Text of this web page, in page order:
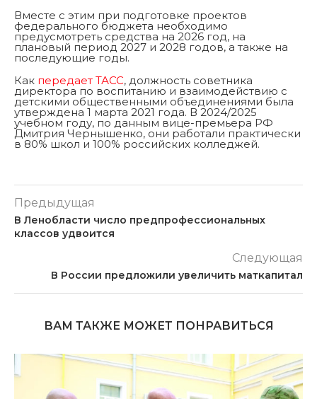
Вместе с этим при подготовке проектов
федерального бюджета необходимо
предусмотреть средства на 2026 год, на
плановый период 2027 и 2028 годов, а также на
последующие годы.
Как передает ТАСС, должность советника
директора по воспитанию и взаимодействию с
детскими общественными объединениями была
утверждена 1 марта 2021 года. В 2024/2025
учебном году, по данным вице-премьера РФ
Дмитрия Чернышенко, они работали практически
в 80% школ и 100% российских колледжей.
Предыдущая
В Ленобласти число предпрофессиональных
классов удвоится
Следующая
В России предложили увеличить маткапитал
ВАМ ТАКЖЕ МОЖЕТ ПОНРАВИТЬСЯ